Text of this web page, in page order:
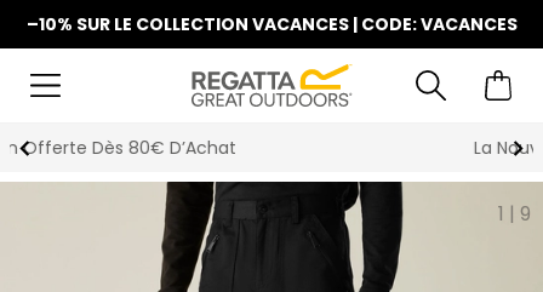
–10% SUR LE COLLECTION VACANCES | CODE: VACANCES
La Nouvelle Collection Est Disponible
1 | 9